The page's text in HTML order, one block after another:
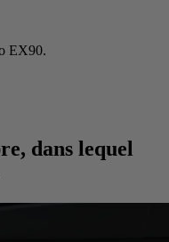
EX90.
dans lequel